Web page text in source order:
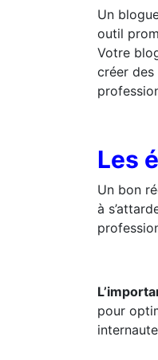
Un
outil
Votre
créer
Les
Un bon
à
pour